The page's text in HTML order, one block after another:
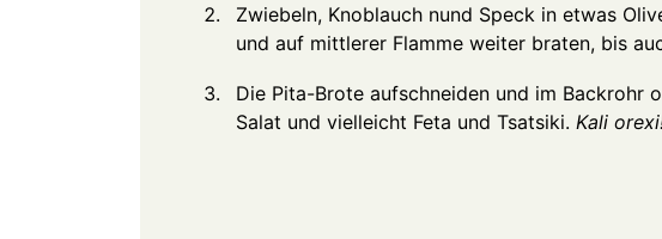
Zwiebeln, Knoblauch nund Speck in etwas
und auf mittlerer Flamme weiter braten, bis
Die Pita-Brote aufschneiden und im Backrohr
Salat und vielleicht Feta und Tsatsiki. Kali